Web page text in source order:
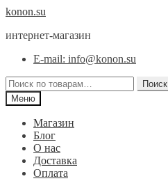
Перейти
навигации
Перейти
содержимому
konon.su
интернет-магазин
E-mail: info@konon.su
Искать:
Поиск
Меню
Магазин
Блог
О нас
Доставка
Оплата